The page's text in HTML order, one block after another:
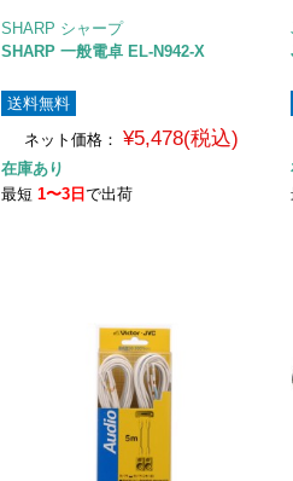
SHARP シャープ
SHARP 一般電卓 EL-N942-X
送料無料
ネット価格：
¥5,478(税込)
在庫あり
最短1〜3日で出荷